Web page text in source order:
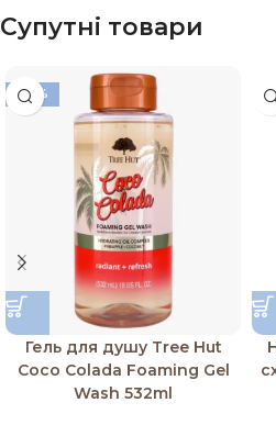
Супутні товари
-20%
Гель для душу Tree Hut
Coco Colada Foaming Gel
Wash 532ml